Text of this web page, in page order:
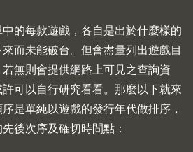
的每款遊戲，各自是出於什麼樣的
而未能破台。但會盡量列出遊戲目
無則會提供網路上可見之查詢資
可以自行研究看看。那麼以下就來
是單純以遊戲的發行年代做排序，
後次序及確切時間點：